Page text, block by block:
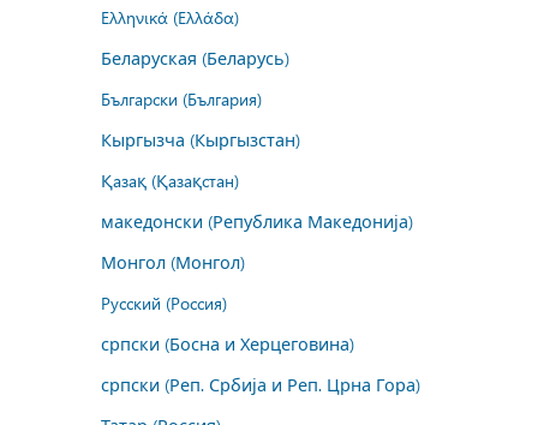
Ελληνικά (Ελλάδα)
Беларуская (Беларусь)
Български (България)
Кыргызча (Кыргызстан)
Қазақ (Қазақстан)
македонски (Република Македонија)
Монгол (Монгол)
Русский (Россия)
српски (Босна и Херцеговина)
српски (Реп. Србија и Реп. Црна Гора)